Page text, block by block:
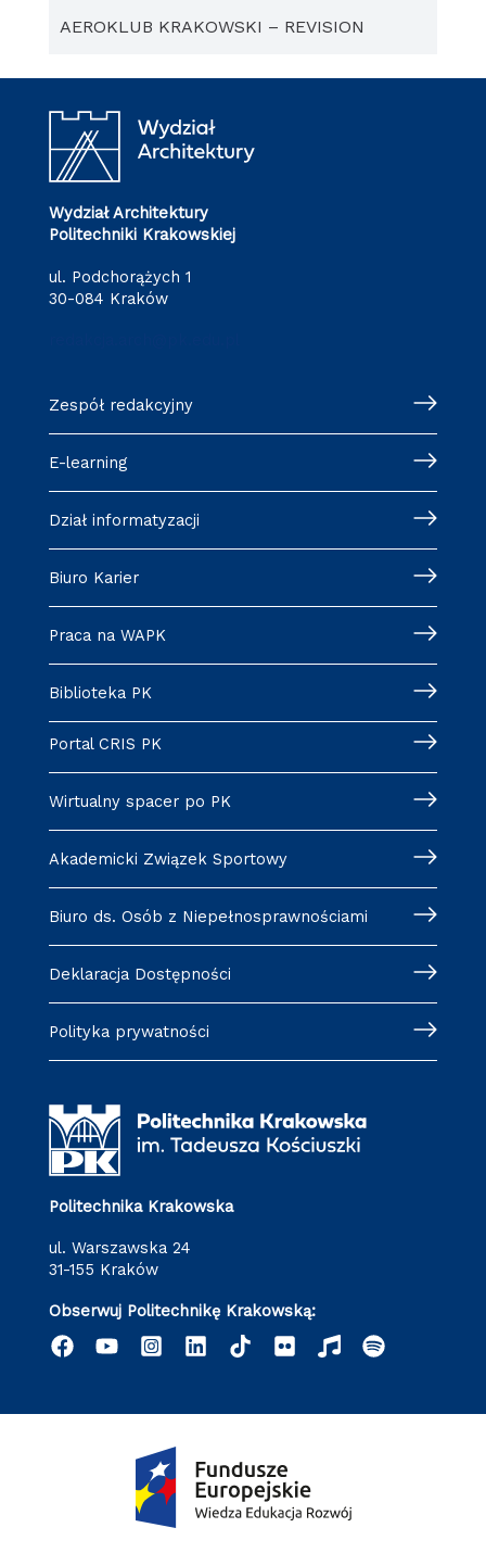
AEROKLUB KRAKOWSKI – REVISION
Wydział Architektury
Politechniki Krakowskiej
ul. Podchorążych 1
30-084 Kraków
Zespół redakcyjny
E-learning
Dział informatyzacji
Biuro Karier
Praca na WAPK
Biblioteka PK
Portal CRIS PK
Wirtualny spacer po PK
Akademicki Związek Sportowy
Biuro ds. Osób z Niepełnosprawnościami
Deklaracja Dostępności
Polityka prywatności
Politechnika Krakowska
ul. Warszawska 24
31-155 Kraków
Obserwuj Politechnikę Krakowską: